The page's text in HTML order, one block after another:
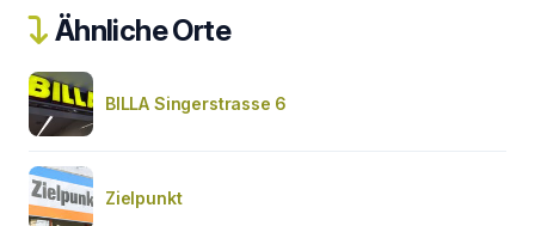
Ähnliche Orte
BILLA Singerstrasse 6
Zielpunkt